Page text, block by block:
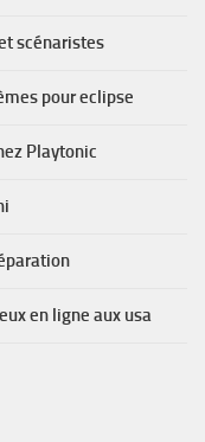
scénaristes
pour eclipse
Playtonic
en ligne aux usa